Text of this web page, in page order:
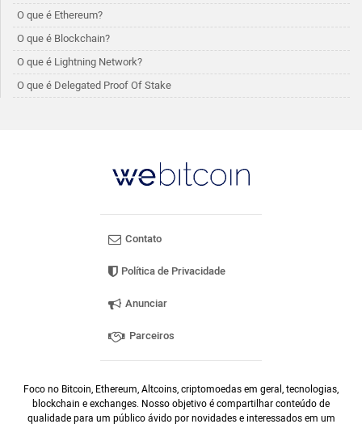
O que é Ethereum?
O que é Blockchain?
O que é Lightning Network?
O que é Delegated Proof Of Stake
Contato
Política de Privacidade
Anunciar
Parceiros
Foco no Bitcoin, Ethereum, Altcoins, criptomoedas em geral, tecnologias,
blockchain e exchanges. Nosso objetivo é compartilhar conteúdo de
qualidade para um público ávido por novidades e interessados em um